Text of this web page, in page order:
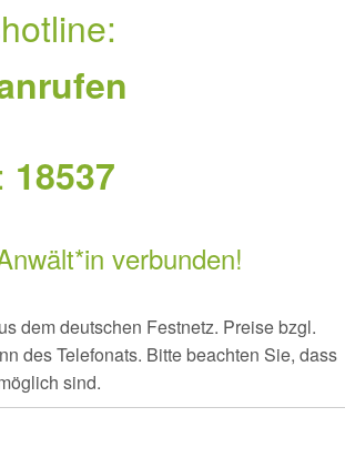
18537
verbunden!
dem deutschen Festnetz. Preise bzgl.
des Telefonats. Bitte beachten Sie, dass
sind.